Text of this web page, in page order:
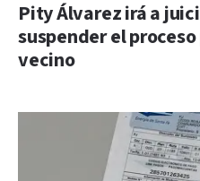
Pity Álvarez irá a
suspender el
vecino